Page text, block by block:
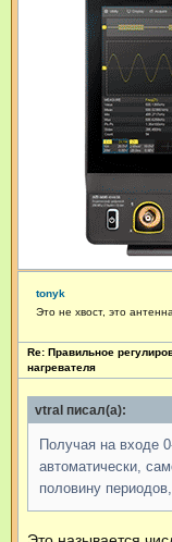
tonyk
Это не хвост, это антенна
Re: Правильное
нагревателя
vtral писал(а):
Получая на входе
автоматически,
половину